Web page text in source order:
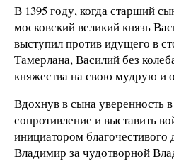
В 1395 году, когда старший
московский великий князь
выступил против идущего в
Тамерлана, Василий без
княжества на свою мудрую и
Вдохнув в сына уверенность
сопротивление и выставить
инициатором
Владимир за чудотворной